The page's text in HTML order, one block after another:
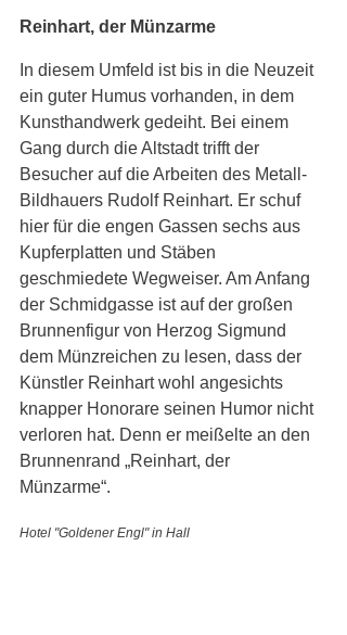
Reinhart, der Münzarme
In diesem Umfeld ist bis in die Neuzeit
ein guter Humus vorhanden, in dem
Kunsthandwerk gedeiht. Bei einem
Gang durch die Altstadt trifft der
Besucher auf die Arbeiten des Metall-
Bildhauers Rudolf Reinhart. Er schuf
hier für die engen Gassen sechs aus
Kupferplatten und Stäben
geschmiedete Wegweiser. Am Anfang
der Schmidgasse ist auf der großen
Brunnenfigur von Herzog Sigmund
dem Münzreichen zu lesen, dass der
Künstler Reinhart wohl angesichts
knapper Honorare seinen Humor nicht
verloren hat. Denn er meißelte an den
Brunnenrand „Reinhart, der
Münzarme“.
Hotel "Goldener Engl" in Hall